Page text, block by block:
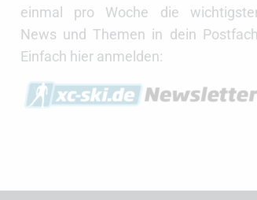
einmal pro Woche die
News und Themen in dein
Einfach hier anmelden: